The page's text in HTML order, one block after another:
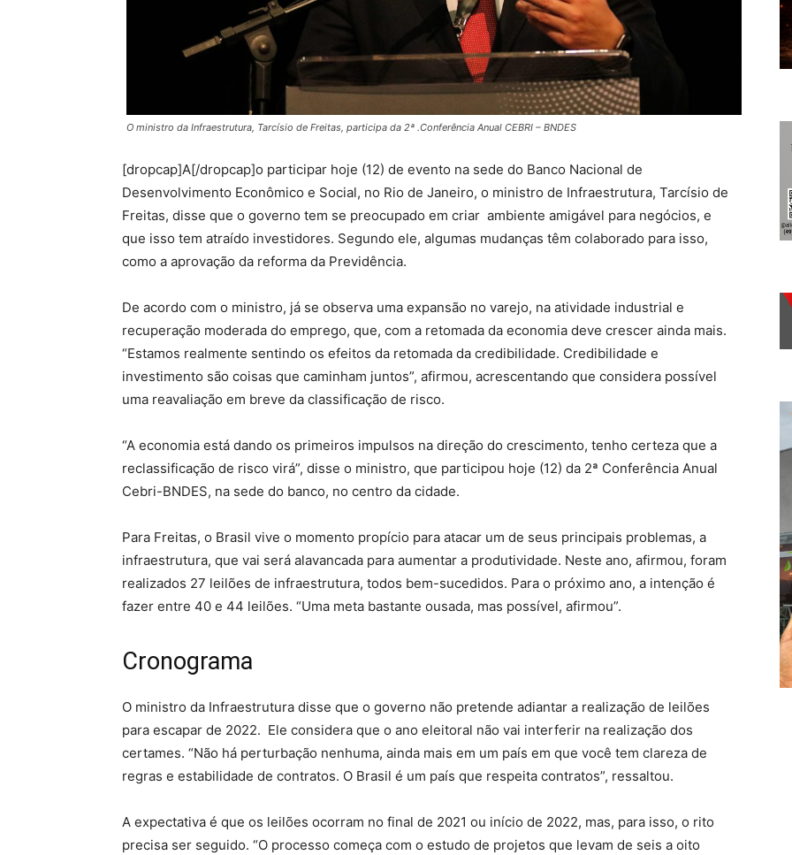
O ministro da Infraestrutura, Tarcísio de Freitas, participa da 2ª .Conferência Anual CEBRI – BNDES
[dropcap]A[/dropcap]o participar hoje (12) de evento na sede do Banco Nacional de
Desenvolvimento Econômico e Social, no Rio de Janeiro, o ministro de Infraestrutura, Tarcísio de
Freitas, disse que o governo tem se preocupado em criar ambiente amigável para negócios, e
que isso tem atraído investidores. Segundo ele, algumas mudanças têm colaborado para isso,
como a aprovação da reforma da Previdência.
De acordo com o ministro, já se observa uma expansão no varejo, na atividade industrial e
recuperação moderada do emprego, que, com a retomada da economia deve crescer ainda mais.
“Estamos realmente sentindo os efeitos da retomada da credibilidade. Credibilidade e
investimento são coisas que caminham juntos”, afirmou, acrescentando que considera possível
uma reavaliação em breve da classificação de risco.
“A economia está dando os primeiros impulsos na direção do crescimento, tenho certeza que a
reclassificação de risco virá”, disse o ministro, que participou hoje (12) da 2ª Conferência Anual
Cebri-BNDES, na sede do banco, no centro da cidade.
Para Freitas, o Brasil vive o momento propício para atacar um de seus principais problemas, a
infraestrutura, que vai será alavancada para aumentar a produtividade. Neste ano, afirmou, foram
realizados 27 leilões de infraestrutura, todos bem-sucedidos. Para o próximo ano, a intenção é
fazer entre 40 e 44 leilões. “Uma meta bastante ousada, mas possível, afirmou”.
Cronograma
O ministro da Infraestrutura disse que o governo não pretende adiantar a realização de leilões
para escapar de 2022. Ele considera que o ano eleitoral não vai interferir na realização dos
certames. “Não há perturbação nenhuma, ainda mais em um país em que você tem clareza de
regras e estabilidade de contratos. O Brasil é um país que respeita contratos”, ressaltou.
A expectativa é que os leilões ocorram no final de 2021 ou início de 2022, mas, para isso, o rito
precisa ser seguido. “O processo começa com o estudo de projetos que levam de seis a oito